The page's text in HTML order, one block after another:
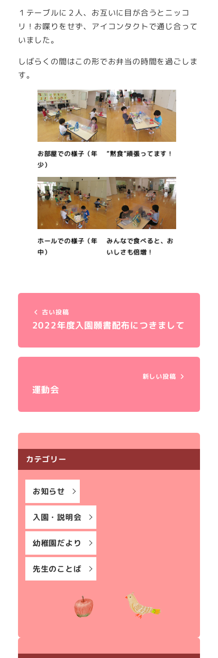
１テーブルに２人、お互いに目が合うとニッコ
リ！お喋りをせず、アイコンタクトで通じ合って
いました。
しばらくの間はこの形でお弁当の時間を過ごしま
す。
お部屋での様子（年
少）
”黙食”頑張ってます！
ホールでの様子（年
中）
みんなで食べると、お
いしさも倍増！
古い投稿
2022年度入園願書配布につきまして
新しい投稿
運動会
カテゴリー
お知らせ
入園・説明会
幼稚園だより
先生のことば